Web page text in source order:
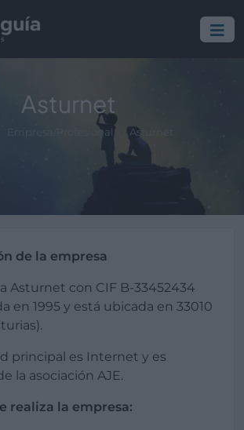
Asturnet
Empresa/Profesional Asturnet
de la empresa
Asturnet con CIF B-33452434
en 1995 y está ubicada en 33010
principal es Internet y es
la asociación AJE.
realiza la empresa: